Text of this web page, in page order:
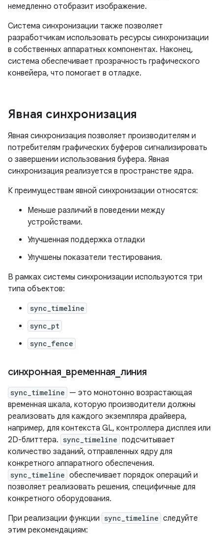
немедленно отобразит изображение.
Система синхронизации также позволяет
разработчикам использовать ресурсы синхронизации
в собственных аппаратных компонентах. Наконец,
система обеспечивает прозрачность графического
конвейера, что помогает в отладке.
Явная синхронизация
Явная синхронизация позволяет производителям и
потребителям графических буферов сигнализировать
о завершении использования буфера. Явная
синхронизация реализуется в пространстве ядра.
К преимуществам явной синхронизации относятся:
Меньше различий в поведении между
устройствами.
Улучшенная поддержка отладки
Улучшены показатели тестирования.
В рамках системы синхронизации используются три
типа объектов:
sync_timeline
sync_pt
sync_fence
синхронная временная линия
sync_timeline — это монотонно возрастающая
временная шкала, которую производители должны
реализовать для каждого экземпляра драйвера,
например, для контекста GL, контроллера дисплея или
2D-блиттера. sync_timeline подсчитывает
количество заданий, отправленных ядру для
конкретного аппаратного обеспечения.
sync_timeline обеспечивает порядок операций и
позволяет реализовать решения, специфичные для
конкретного оборудования.
При реализации функции sync_timeline следуйте
этим рекомендациям: